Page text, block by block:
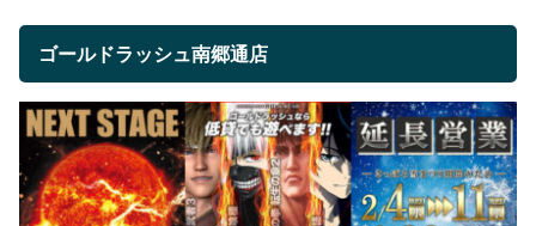
ゴールドラッシュ南郷通店